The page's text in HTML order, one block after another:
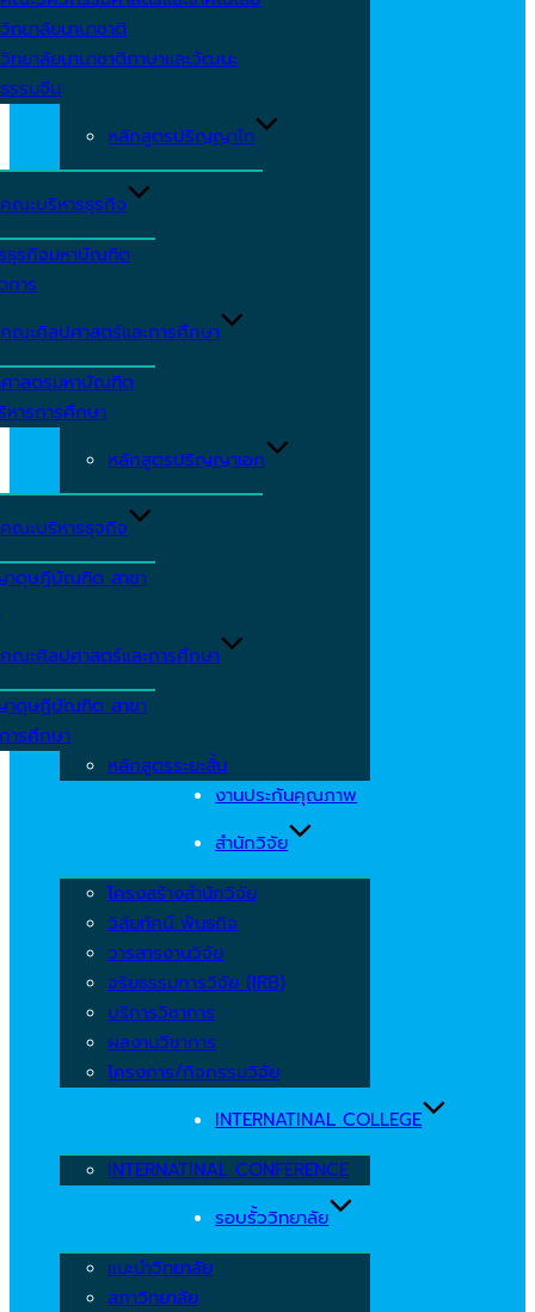
วิทยาลัยนานาชาติ
วิทยาลัยนานาชาติภาษาและวัฒนะ
ธรรมจีน
หลักสูตรปริญญาโท
คณะบริหารธุรกิจ
ธุรกิจมหาบัณฑิต
การ
คณะศิลปศาสตร์และการศึกษา
าสตรมหาบัณฑิต
หารการศึกษา
หลักสูตรปริญญาเอก
คณะบริหารธุจกิจ
ดุษฎีบัณฑิต สาขา
คณะศิลปศาสตร์และการศึกษา
ดุษฎีบัณฑิต สาขา
ารศึกษา
หลักสูตรระยะสั้น
งานประกันคุณภาพ
สำนักวิจัย
โครงสร้างสำนักวิจัย
วิสัยทัศน์ พันธกิจ
วารสารงานวิจัย
จริยธรรมการวิจัย (IRB)
บริการวิชาการ
ผลงานวิชาการ
โครงการ/กิจกรรมวิจัย
INTERNATINAL COLLEGE
INTERNATINAL CONFERENCE
รอบรั้ววิทยาลัย
แนะนำวิทยาลัย
สภาวิทยาลัย